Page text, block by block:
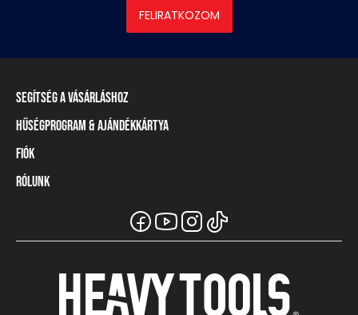
FELIRATKOZOM
Segítség a vásárláshoz
Szállítási információ
Fizetési módok
Mérettáblázat
Üzleteink és viszonteladók
Gyakori kérdések (GYIK)
Hűségprogram & Ajándékkártya
Törzsvásárlói program
Ajándékkártya
Fiók
Belépés / Regisztráció
Rólunk
A Heavy Tools márka
Viszonteladói információ
Széchenyi Terv Plusz